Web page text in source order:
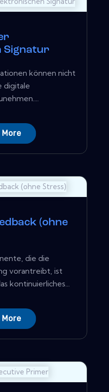
Signatur
können nicht
digitale
(ohne
die die
vorantreibt, ist
kontinuierliches...